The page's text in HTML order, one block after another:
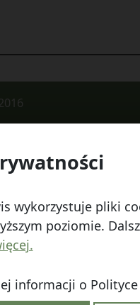
wykorzystuje pliki
poziomie.
informacji o